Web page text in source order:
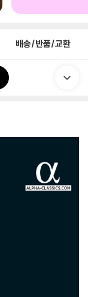
배송/반품/교환